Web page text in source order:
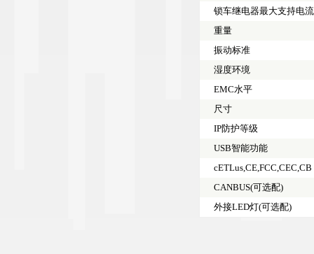
锁车继电器最大支持电流
重量
振动标准
湿度环境
EMC水平
尺寸
IP防护等级
USB智能功能
cETLus,CE,FCC,CEC,CB
CANBUS(可选配)
外接LED灯(可选配)